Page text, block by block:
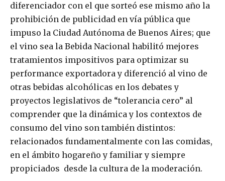
diferenciador con el que sorteó ese mismo año la
prohibición de publicidad en vía pública que
impuso la Ciudad Autónoma de Buenos Aires; que
el vino sea la Bebida Nacional habilitó mejores
tratamientos impositivos para optimizar su
performance exportadora y diferenció al vino de
otras bebidas alcohólicas en los debates y
proyectos legislativos de “tolerancia cero” al
comprender que la dinámica y los contextos de
consumo del vino son también distintos:
relacionados fundamentalmente con las comidas,
en el ámbito hogareño y familiar y siempre
propiciados desde la cultura de la moderación.